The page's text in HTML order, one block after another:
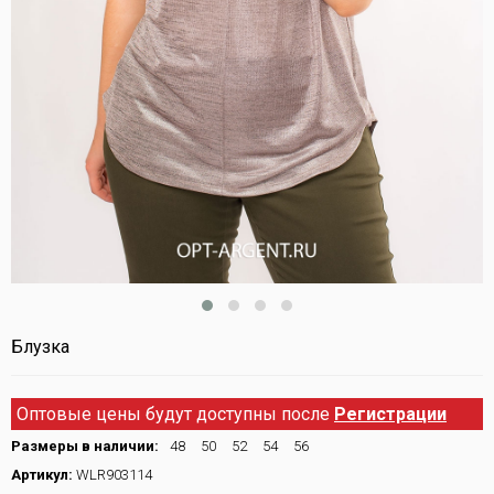
Блузка
Оптовые цены будут доступны после Регистрации
Размеры в наличии: 48 50 52 54
56
Артикул: WLR903114